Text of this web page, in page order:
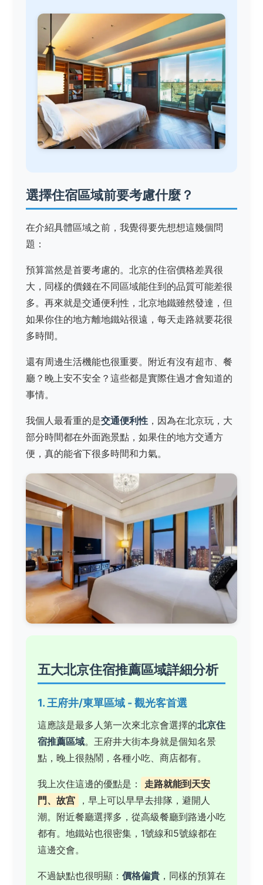
選擇住宿區域前要考慮什麼？
在介紹具體區域之前，我覺得要先想想這幾個問
題：
預算當然是首要考慮的。北京的住宿價格差異很
大，同樣的價錢在不同區域能住到的品質可能差很
多。再來就是交通便利性，北京地鐵雖然發達，但
如果你住的地方離地鐵站很遠，每天走路就要花很
多時間。
還有周邊生活機能也很重要。附近有沒有超市、餐
廳？晚上安不安全？這些都是實際住過才會知道的
事情。
我個人最看重的是交通便利性 ，因為在北京玩，大
部分時間都在外面跑景點，如果住的地方交通方
便，真的能省下很多時間和力氣。
五大北京住宿推薦區域詳細分析
1. 王府井/東單區域 - 觀光客首選
這應該是最多人第一次來北京會選擇的北京住
宿推薦區域。王府井大街本身就是個知名景
點，晚上很熱鬧，各種小吃、商店都有。
我上次住這邊的優點是：
走路就能到天安
門、故宫
，早上可以早早去排隊，避開人
潮。附近餐廳選擇多，從高級餐廳到路邊小吃
都有。地鐵站也很密集，1號線和5號線都在
這邊交會。
不過缺點也很明顯： 價格偏貴 ，同樣的預算在